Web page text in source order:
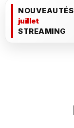
NOUVEAUTÉS
juillet
STREAMING